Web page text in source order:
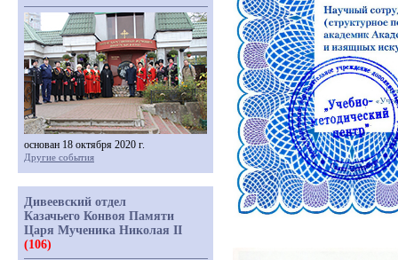
основан 18 октября 2020 г.
Другие события
Дивеевский отдел
Казачьего Конвоя Памяти
Царя Мученика Николая II
(106)